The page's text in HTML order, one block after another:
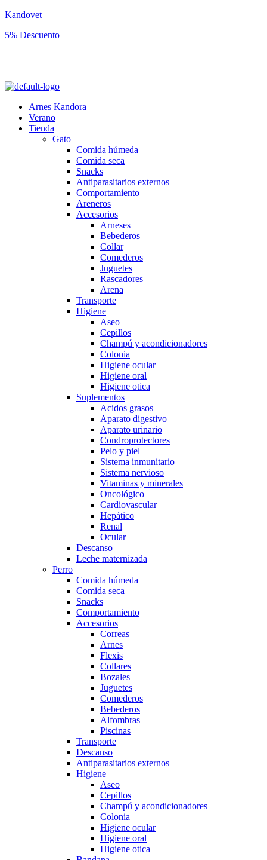
Kandovet
5% Descuento
Arnes Kandora
Verano
Tienda
Gato
Comida húmeda
Comida seca
Snacks
Antiparasitarios externos
Comportamiento
Areneros
Accesorios
Arneses
Bebederos
Collar
Comederos
Juguetes
Rascadores
Arena
Transporte
Higiene
Aseo
Cepillos
Champú y acondicionadores
Colonia
Higiene ocular
Higiene oral
Higiene otica
Suplementos
Acidos grasos
Aparato digestivo
Aparato urinario
Condroprotectores
Pelo y piel
Sistema inmunitario
Sistema nervioso
Vitaminas y minerales
Oncológico
Cardiovascular
Hepático
Renal
Ocular
Descanso
Leche maternizada
Perro
Comida húmeda
Comida seca
Snacks
Comportamiento
Accesorios
Correas
Arnes
Flexis
Collares
Bozales
Juguetes
Comederos
Bebederos
Alfombras
Piscinas
Transporte
Descanso
Antiparasitarios externos
Higiene
Aseo
Cepillos
Champú y acondicionadores
Colonia
Higiene ocular
Higiene oral
Higiene otica